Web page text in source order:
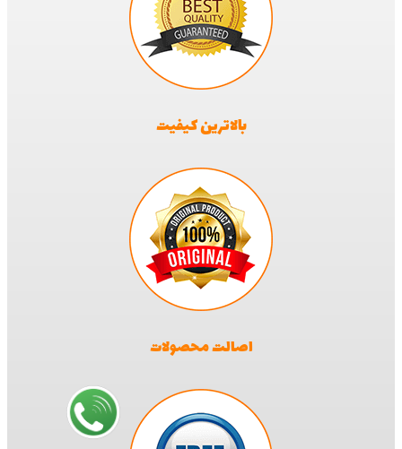
بالاترین کیفیت
اصالت محصولات